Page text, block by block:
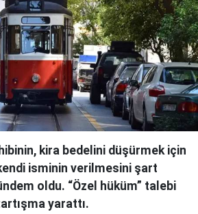
kira bedelini düşürmek için
isminin verilmesini şart
oldu. “Özel hüküm” talebi
yarattı.